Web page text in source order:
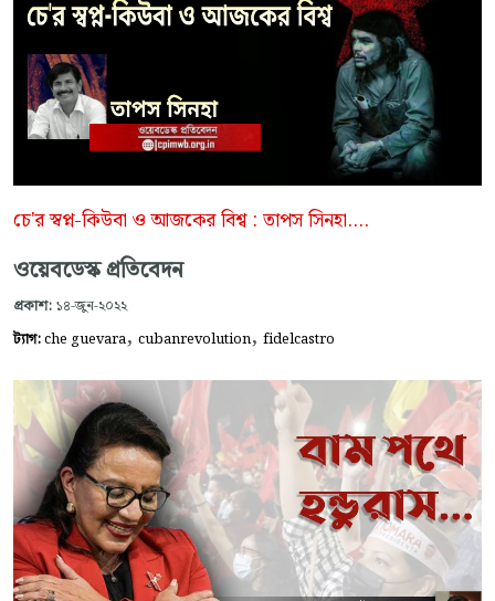
চে'র স্বপ্ন-কিউবা ও আজকের বিশ্ব : তাপস সিনহা....
ওয়েবডেস্ক প্রতিবেদন
প্রকাশ: ১৪-জুন-২০২২
ট্যাগ:che guevara, cubanrevolution, fidelcastro